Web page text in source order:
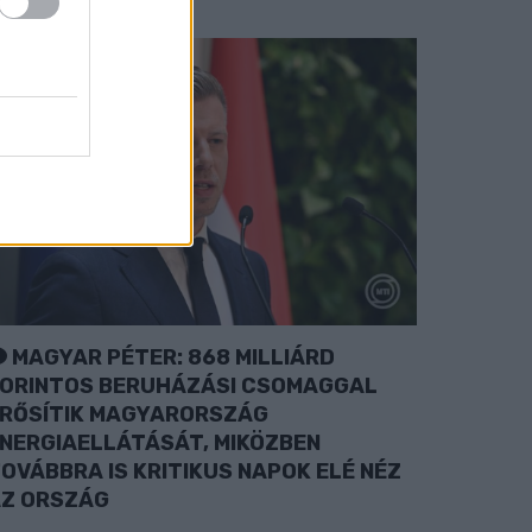
MAGYAR PÉTER: 868 MILLIÁRD
BERUHÁZÁSI CSOMAGGAL
MAGYARORSZÁG
MIKÖZBEN
IS KRITIKUS NAPOK ELÉ NÉZ
ORSZÁG